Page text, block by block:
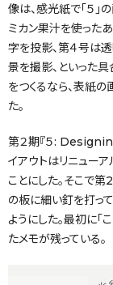
像は、感光紙で「５」
ミカン果汁を使った
字を投影、第４号は
景を撮影、といった
をつくるなら、表紙
た。
第２期『５:
イアウトはリニュー
ことにした。そこで
の板に細い釘を打っ
ようにした。最初に
たメモが残っている。